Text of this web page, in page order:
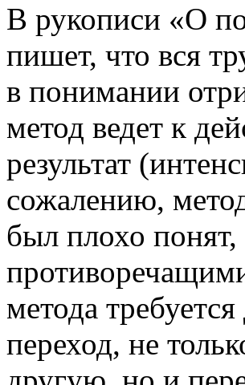
В рукописи «О
пишет, что вся
в понимании
метод ведет к
результат
сожалению,
был плохо понят,
метода
переход, не